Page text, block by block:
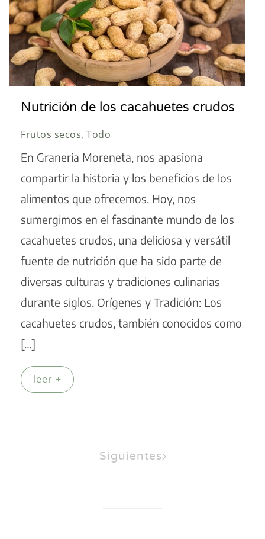
Nutrición de los cacahuetes crudos
Frutos secos, Todo
En Graneria Moreneta, nos apasiona
compartir la historia y los beneficios de los
alimentos que ofrecemos. Hoy, nos
sumergimos en el fascinante mundo de los
cacahuetes crudos, una deliciosa y versátil
fuente de nutrición que ha sido parte de
diversas culturas y tradiciones culinarias
durante siglos. Orígenes y Tradición: Los
cacahuetes crudos, también conocidos como
[…]
leer +
Siguientes